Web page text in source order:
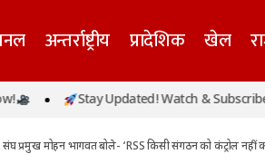
अन्तर्राष्ट्रीय प्रादेशिक खेल
घोटाला: 'चोरों को सीधे सूली
उत्तर प्रदेश
Stay Updated! Watch & Subscribe to our
संघ प्रमुख मोहन भागवत बोले- ‘RSS किसी संगठन को कंट्रोल नहीं